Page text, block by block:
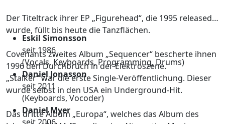
Der Titeltrack ihrer EP „Figurehead“, die 1995 released
wurde, füllt bis heute die Tanzflächen.
Covenants zweites Album „Sequencer“ bescherte ihnen
1996 den Durchbruch in der Elektroszene.
„Stalker“ war die erste Single-Veröffentlichung. Dieser
wurde selbst in den USA ein Underground-Hit.
Das dritte Album „Europa“, welches das Album des
Eskil Simonsson
seit 1986
(Vocals, Keyboards, Programming, Drums)
Daniel Jonasson
seit 2011
(Keyboards, Vocoder)
Daniel Myer